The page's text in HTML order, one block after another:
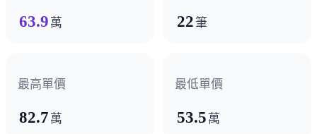
63.9 萬 22筆
最高單價
82.7 萬
最低單價
53.5 萬